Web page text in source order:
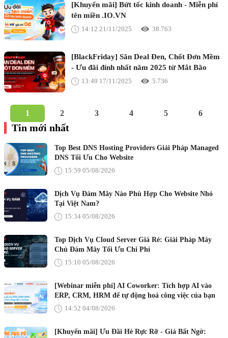
[Khuyến mãi] Bứt tốc kinh doanh - Miễn phí
tên miền .IO.VN
14:12 21/11/2025 38.763
[BlackFriday] Săn Deal Đen, Chốt Đơn Mềm
- Ưu đãi đỉnh nhất năm 2025 từ Mắt Bão
13:49 17/11/2025 5.736
1 2 3 4 5 6
Tin mới nhất
Top Best DNS Hosting Providers Giải Pháp Managed
DNS Tối Ưu Cho Website
15:59 05/08/2026
Dịch Vụ Đám Mây Nào Phù Hợp Cho Website Nhỏ
Tại Việt Nam?
15:34 05/08/2026
Top Dịch Vụ Cloud Server Giá Rẻ: Giải Pháp Máy
Chủ Đám Mây Tối Ưu Chi Phí
15:10 05/08/2026
[Webinar miễn phí] AI Coworker: Tích hợp AI vào
ERP, CRM, HRM để tự động hoá công việc của bạn
14:52 04/08/2026
[Khuyến mãi] Ưu Đãi Hè Rực Rỡ - Giá Bất Ngờ: